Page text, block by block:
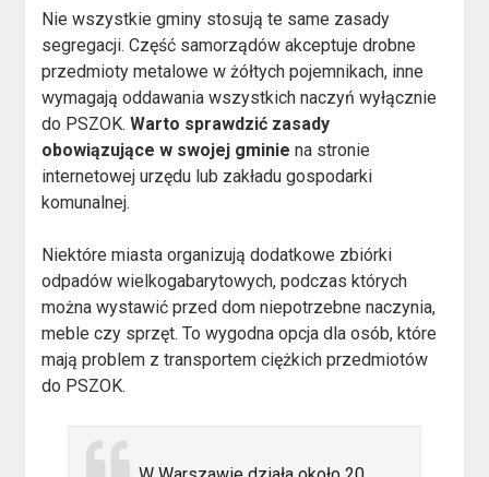
Nie wszystkie gminy stosują te same zasady
segregacji. Część samorządów akceptuje drobne
przedmioty metalowe w żółtych pojemnikach, inne
wymagają oddawania wszystkich naczyń wyłącznie
do PSZOK.Warto sprawdzić zasady
obowiązujące w swojej gminie na stronie
internetowej urzędu lub zakładu gospodarki
komunalnej.
Niektóre miasta organizują dodatkowe zbiórki
odpadów wielkogabarytowych, podczas których
można wystawić przed dom niepotrzebne naczynia,
meble czy sprzęt. To wygodna opcja dla osób, które
mają problem z transportem ciężkich przedmiotów
do PSZOK.